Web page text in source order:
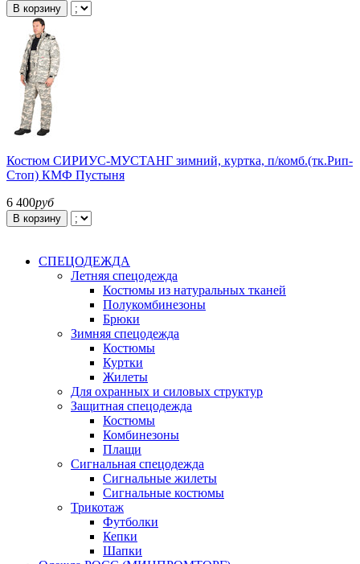
В корзину
Костюм СИРИУС-МУСТАНГ зимний, куртка, п/комб.(тк.Рип-
Стоп) КМФ Пустыня
6 400руб
В корзину
СПЕЦОДЕЖДА
Летняя спецодежда
Костюмы из натуральных тканей
Полукомбинезоны
Брюки
Зимняя спецодежда
Костюмы
Куртки
Жилеты
Для охранных и силовых структур
Защитная спецодежда
Костюмы
Комбинезоны
Плащи
Сигнальная спецодежда
Сигнальные жилеты
Сигнальные костюмы
Трикотаж
Футболки
Кепки
Шапки